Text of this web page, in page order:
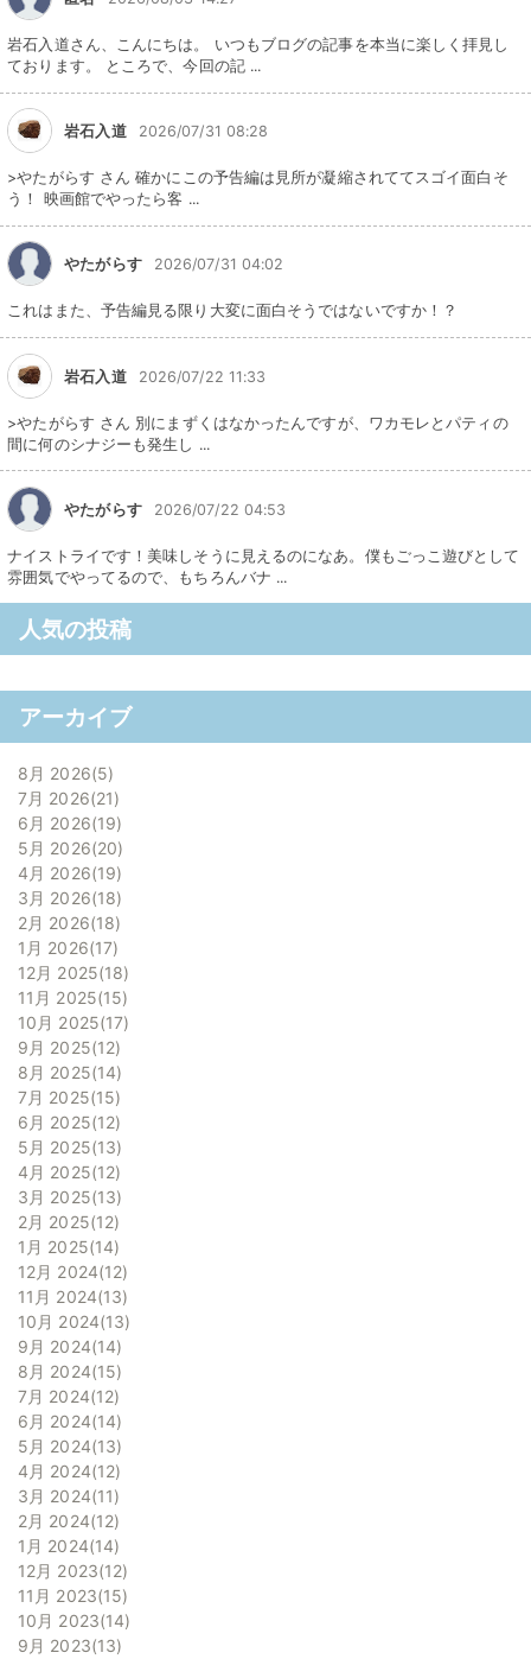
岩石入道さん、こんにちは。 いつもブログの記事を本当に楽しく拝見し
ております。 ところで、今回の記 ...
岩石入道 2026/07/31 08:28
>やたがらす さん 確かにこの予告編は見所が凝縮されててスゴイ面白そ
う！ 映画館でやったら客 ...
やたがらす 2026/07/31 04:02
これはまた、予告編見る限り大変に面白そうではないですか！？
岩石入道 2026/07/22 11:33
>やたがらす さん 別にまずくはなかったんですが、ワカモレとパティの
間に何のシナジーも発生し ...
やたがらす 2026/07/22 04:53
ナイストライです！美味しそうに見えるのになあ。僕もごっこ遊びとして
雰囲気でやってるので、もちろんバナ ...
人気の投稿
アーカイブ
8月 2026 5
7月 2026 21
6月 2026 19
5月 2026 20
4月 2026 19
3月 2026 18
2月 2026 18
1月 2026 17
12月 2025 18
11月 2025 15
10月 2025 17
9月 2025 12
8月 2025 14
7月 2025 15
6月 2025 12
5月 2025 13
4月 2025 12
3月 2025 13
2月 2025 12
1月 2025 14
12月 2024 12
11月 2024 13
10月 2024 13
9月 2024 14
8月 2024 15
7月 2024 12
6月 2024 14
5月 2024 13
4月 2024 12
3月 2024 11
2月 2024 12
1月 2024 14
12月 2023 12
11月 2023 15
10月 2023 14
9月 2023 13